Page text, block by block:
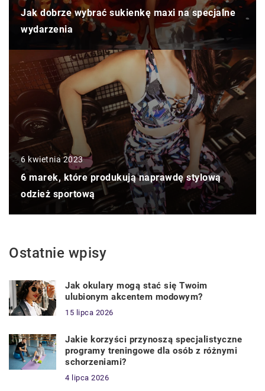
Jak dobrze wybrać sukienkę maxi na specjalne
wydarzenia
6 kwietnia 2023
6 marek, które produkują naprawdę stylową
odzież sportową
Ostatnie wpisy
Jak okulary mogą stać się Twoim
ulubionym akcentem modowym?
15 lipca 2026
Jakie korzyści przynoszą specjalistyczne
programy treningowe dla osób z różnymi
schorzeniami?
4 lipca 2026